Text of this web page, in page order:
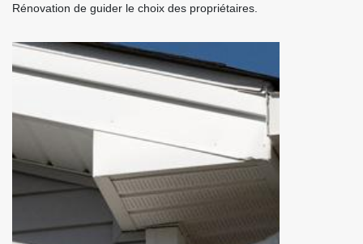
Rénovation de guider le choix des propriétaires.